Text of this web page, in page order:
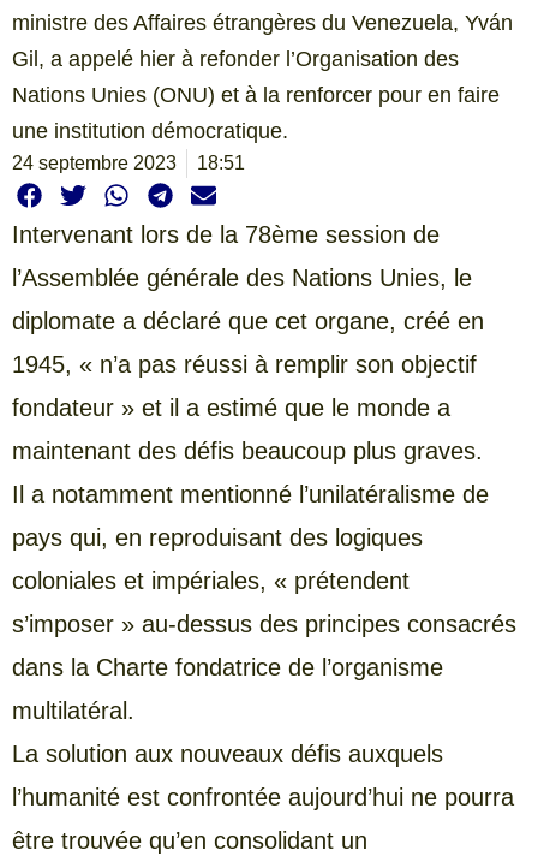
ministre des Affaires étrangères du Venezuela, Yván
Gil, a appelé hier à refonder l’Organisation des
Nations Unies (ONU) et à la renforcer pour en faire
une institution démocratique.
24 septembre 2023 18:51
Intervenant lors de la 78ème session de
l’Assemblée générale des Nations Unies, le
diplomate a déclaré que cet organe, créé en
1945, « n’a pas réussi à remplir son objectif
fondateur » et il a estimé que le monde a
maintenant des défis beaucoup plus graves.
Il a notamment mentionné l’unilatéralisme de
pays qui, en reproduisant des logiques
coloniales et impériales, « prétendent
s’imposer » au-dessus des principes consacrés
dans la Charte fondatrice de l’organisme
multilatéral.
La solution aux nouveaux défis auxquels
l’humanité est confrontée aujourd’hui ne pourra
être trouvée qu’en consolidant un